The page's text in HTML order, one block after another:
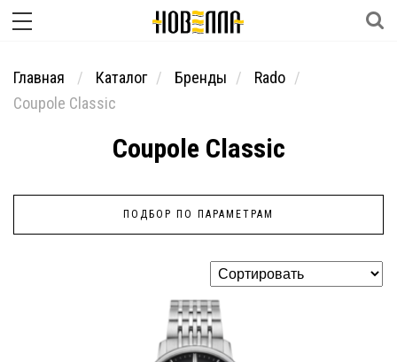
Главная Каталог Бренды
Rado
Coupole Classic
Coupole Classic
ПОДБОР ПО ПАРАМЕТРАМ